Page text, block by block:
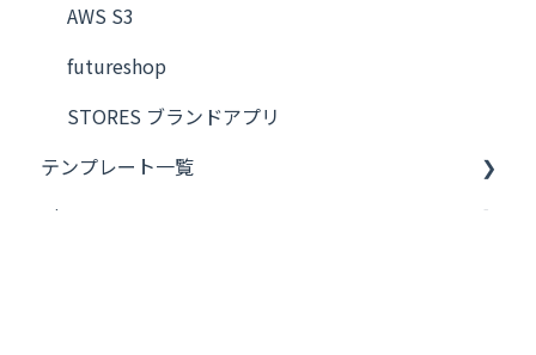
AWS S3
futureshop
STORES ブランドアプリ
テンプレート一覧
Tips